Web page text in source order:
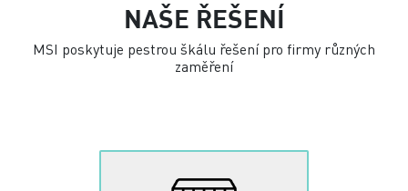
NAŠE ŘEŠENÍ
MSI poskytuje pestrou škálu řešení pro firmy různých
zaměření